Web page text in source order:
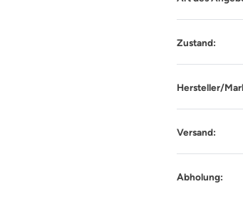
Zustand:
Hersteller/
Versand:
Abholung: